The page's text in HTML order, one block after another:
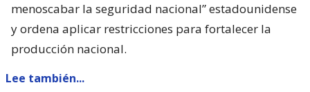
menoscabar la seguridad nacional” estadounidense
y ordena aplicar restricciones para fortalecer la
producción nacional.
Lee también...